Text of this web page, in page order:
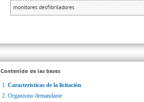
monitores desfibriladores
Contenido de las bases
1. Características de la licitación
2. Organismo demandante